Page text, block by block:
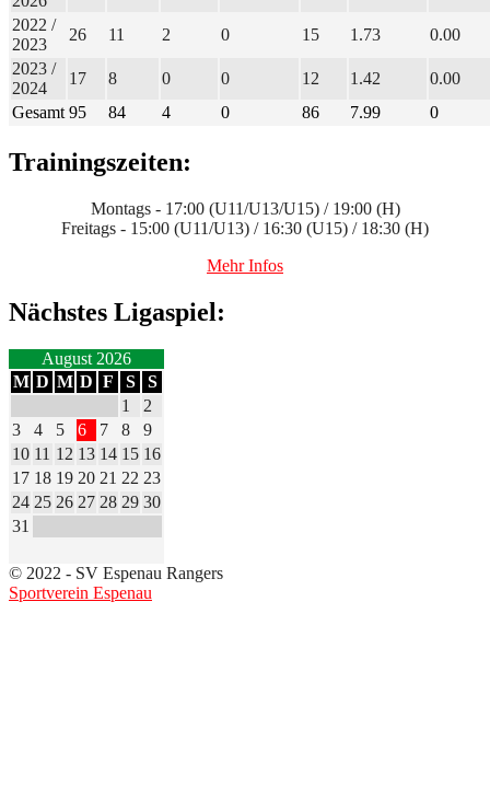
2022 /
2023
26 11 2 0 15 1.73
0.00
2023 /
2024
17 8 0 0 12 1.42
0.00
Gesamt 95 84 4 0 86 7.99 0
Trainingszeiten:
Montags - 17:00 (U11/U13/U15) / 19:00 (H)
Freitags - 15:00 (U11/U13) / 16:30 (U15) / 18:30 (H)
Mehr Infos
Nächstes Ligaspiel:
August 2026
M D M D F S
S
1
2
3
4 5 6 7 8
9
10 11 12 13 14 15 16
17 18 19 20 21 22 23
24 25 26 27 28 29 30
31
© 2022 - SV Espenau Rangers
Sportverein Espenau